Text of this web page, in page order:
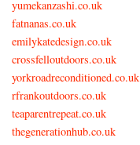
yumekanzashi.co.uk
fatnanas.co.uk
emilykatedesign.co.uk
crossfelloutdoors.co.uk
yorkroadreconditioned.co.uk
rfrankoutdoors.co.uk
teaparentrepeat.co.uk
thegenerationhub.co.uk